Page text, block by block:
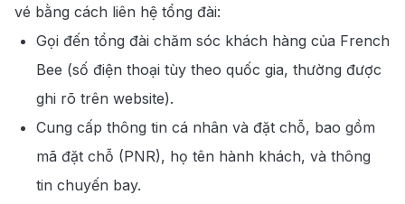
vé bằng cách liên hệ tổng đài:
Gọi đến tổng đài chăm sóc khách hàng của French
Bee (số điện thoại tùy theo quốc gia, thường được
ghi rõ trên website).
Cung cấp thông tin cá nhân và đặt chỗ, bao gồm
mã đặt chỗ (PNR), họ tên hành khách, và thông
tin chuyến bay.